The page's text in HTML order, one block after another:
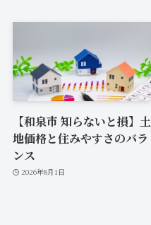
【和泉市 知らないと損】土
地価格と住みやすさのバラ
ンス
2026年8月1日